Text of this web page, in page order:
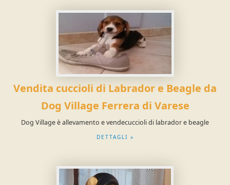
Vendita cuccioli di Labrador e Beagle da
Dog Village Ferrera di Varese
Dog Village è allevamento e vendecuccioli di labrador e beagle
DETTAGLI »